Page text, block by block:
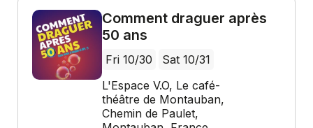
Comment draguer après
50 ans
Fri 10/30
Sat 10/31
L'Espace V.O, Le café-
théâtre de Montauban,
Chemin de Paulet,